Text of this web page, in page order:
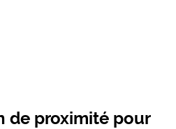
de proximité pour